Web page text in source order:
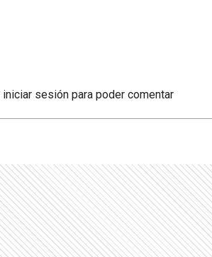
iniciar sesión para poder comentar